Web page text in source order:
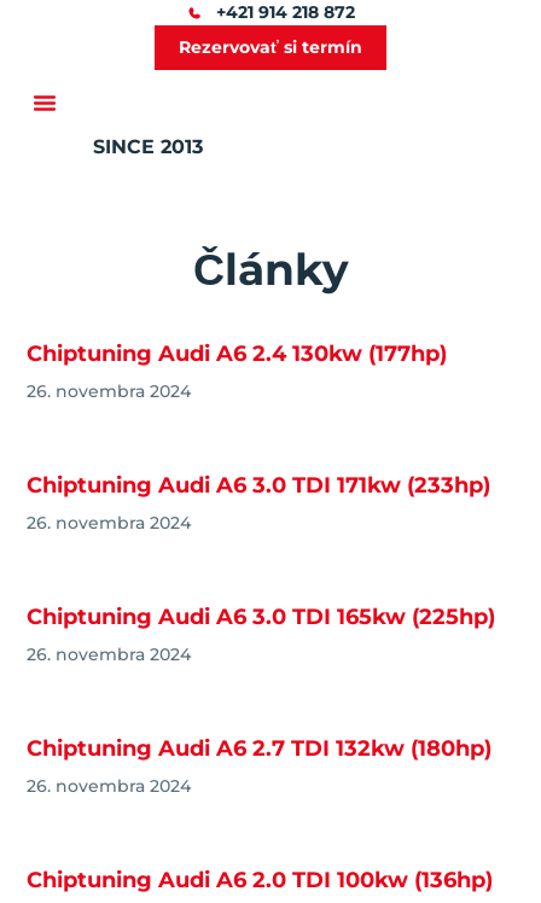
+421 914 218 872
Rezervovať si termín
SINCE 2013
Články
Chiptuning Audi A6 2.4 130kw (177hp)
26. novembra 2024
Chiptuning Audi A6 3.0 TDI 171kw (233hp)
26. novembra 2024
Chiptuning Audi A6 3.0 TDI 165kw (225hp)
26. novembra 2024
Chiptuning Audi A6 2.7 TDI 132kw (180hp)
26. novembra 2024
Chiptuning Audi A6 2.0 TDI 100kw (136hp)